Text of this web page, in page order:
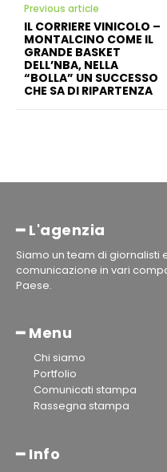
Previous article
IL CORRIERE VINICOLO –
MONTALCINO COME IL
GRANDE BASKET
DELL’NBA, NELLA
“BOLLA” UN SUCCESSO
CHE SA DI RIPARTENZA
━ L'agenzia
Siamo un team di giornalisti
comunicazione in vari
Paese.
━ Menu
Chi siamo
Portfolio
Comunicati stampa
Rassegna stampa
━ Info